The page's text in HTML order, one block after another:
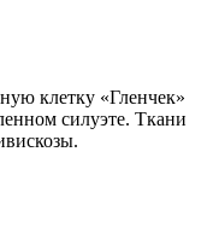
клетку «Гленчек»
силуэте. Ткани